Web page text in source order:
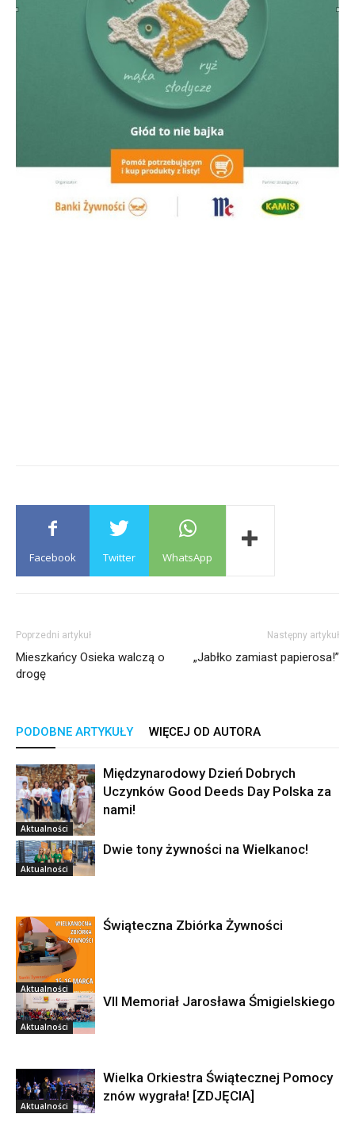
Facebook Twitter WhatsApp
Poprzedni artykuł
Mieszkańcy Osieka walczą o
drogę
Następny artykuł
„Jabłko zamiast papierosa!”
PODOBNE ARTYKUŁY WIĘCEJ OD AUTORA
Aktualności
Międzynarodowy Dzień Dobrych
Uczynków Good Deeds Day Polska za
nami!
Aktualności
Dwie tony żywności na Wielkanoc!
Aktualności
Świąteczna Zbiórka Żywności
Aktualności
VII Memoriał Jarosława Śmigielskiego
Aktualności
Wielka Orkiestra Świątecznej Pomocy
znów wygrała! [ZDJĘCIA]